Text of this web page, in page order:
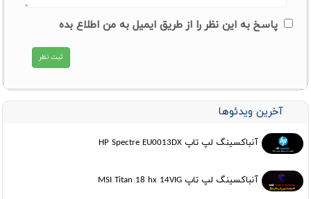
پاسخ به این نظر را از طریق ایمیل به من اطلاع بده
آخرین ویدئوها
آنباکسینگ لپ تاپ HP Spectre EU0013DX
آنباکسینگ لپ تاپ MSI Titan 18 hx 14VIG